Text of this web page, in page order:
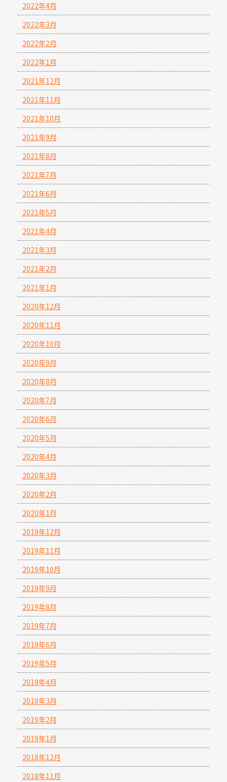
2022年4月
2022年3月
2022年2月
2022年1月
2021年12月
2021年11月
2021年10月
2021年9月
2021年8月
2021年7月
2021年6月
2021年5月
2021年4月
2021年3月
2021年2月
2021年1月
2020年12月
2020年11月
2020年10月
2020年9月
2020年8月
2020年7月
2020年6月
2020年5月
2020年4月
2020年3月
2020年2月
2020年1月
2019年12月
2019年11月
2019年10月
2019年9月
2019年8月
2019年7月
2019年6月
2019年5月
2019年4月
2019年3月
2019年2月
2019年1月
2018年12月
2018年11月